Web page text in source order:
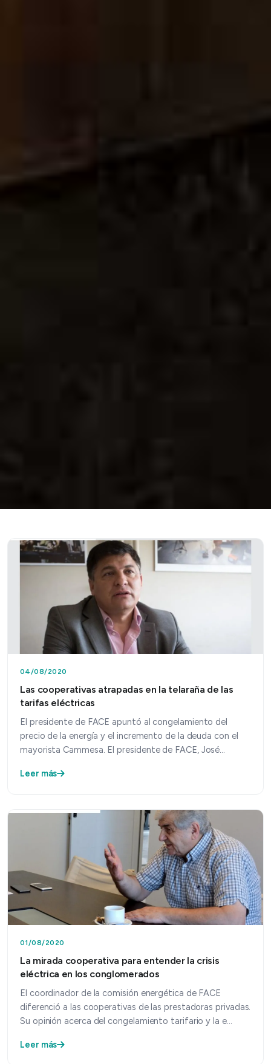
04/08/2020
Las cooperativas atrapadas en la telaraña de las
tarifas eléctricas
El presidente de FACE apuntó al congelamiento del
precio de la energía y el incremento de la deuda con el
mayorista Cammesa. El presidente de FACE, José
Leer más
01/08/2020
La mirada cooperativa para entender la crisis
eléctrica en los conglomerados
El coordinador de la comisión energética de FACE
diferenció a las cooperativas de las prestadoras privadas.
Su opinión acerca del congelamiento tarifario y la e…
Leer más